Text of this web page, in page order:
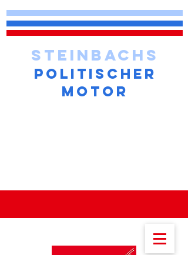
STEINBACHS
POLITISCHER
MOTOR